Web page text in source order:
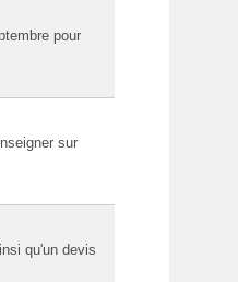
pour
sur
qu'un devis